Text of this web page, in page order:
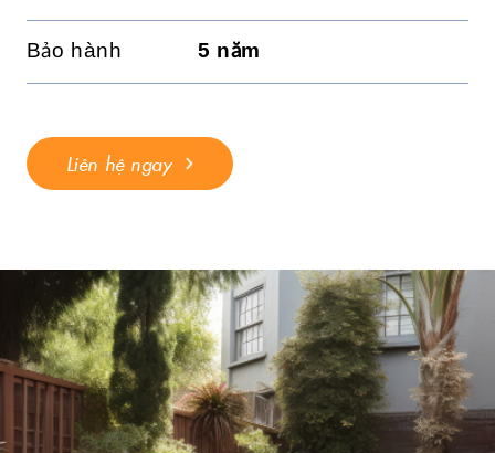
Bảo hành 5 năm
Liên hệ ngay